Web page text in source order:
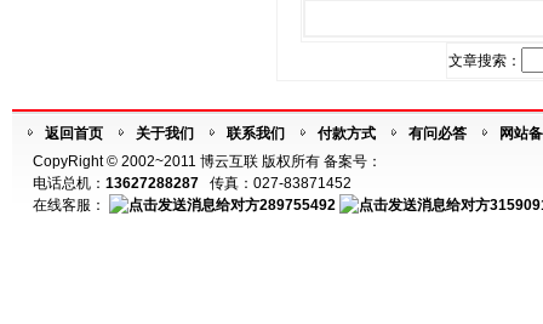
文章搜索：
返回首页 关于我们 联系我们 付款方式 有问必答
网站
CopyRight © 2002~2011 博云互联 版权所有 备案号：
电话总机： 13627288287 传真：027-83871452
在线客服：
289755492